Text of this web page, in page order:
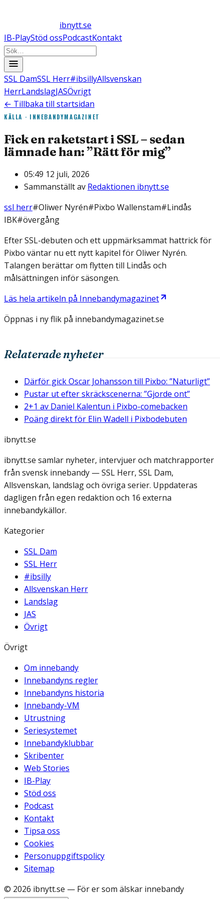
ibnytt.se
IB-PlayStöd ossPodcastKontakt
SSL DamSSL Herr#ibsillyAllsvenskan
HerrLandslagJASÖvrigt
← Tillbaka till startsidan
KÄLLA · INNEBANDYMAGAZINET
Fick en raketstart i SSL – sedan
lämnade han: ”Rätt för mig”
05:49 12 juli, 2026
Sammanställt av Redaktionen ibnytt.se
ssl herr#Oliwer Nyrén#Pixbo Wallenstam#Lindås
IBK#övergång
Efter SSL-debuten och ett uppmärksammat hattrick för
Pixbo väntar nu ett nytt kapitel för Oliwer Nyrén.
Talangen berättar om flytten till Lindås och
målsättningen inför säsongen.
Läs hela artikeln på Innebandymagazinet
Öppnas i ny flik på innebandymagazinet.se
Relaterade nyheter
Därför gick Oscar Johansson till Pixbo: ”Naturligt”
Pustar ut efter skräckscenerna: ”Gjorde ont”
2+1 av Daniel Kalentun i Pixbo-comebacken
Poäng direkt för Elin Wadell i Pixbodebuten
ibnytt.se
ibnytt.se samlar nyheter, intervjuer och matchrapporter
från svensk innebandy — SSL Herr, SSL Dam,
Allsvenskan, landslag och övriga serier. Uppdateras
dagligen från egen redaktion och 16 externa
innebandykällor.
Kategorier
SSL Dam
SSL Herr
#ibsilly
Allsvenskan Herr
Landslag
JAS
Övrigt
Övrigt
Om innebandy
Innebandyns regler
Innebandyns historia
Innebandy-VM
Utrustning
Seriesystemet
Innebandyklubbar
Skribenter
Web Stories
IB-Play
Stöd oss
Podcast
Kontakt
Tipsa oss
Cookies
Personuppgiftspolicy
Sitemap
© 2026 ibnytt.se — För er som älskar innebandy